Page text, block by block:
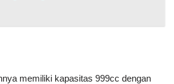
memiliki kapasitas 999cc dengan